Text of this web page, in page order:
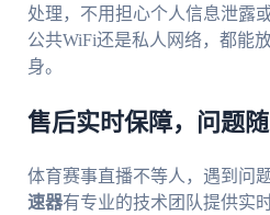
处理，不用担心个人信息泄露
公共WiFi还是私人网络，都能
身。
售后实时保障，问题
体育赛事直播不等人，遇到问
速器有专业的技术团队提供实